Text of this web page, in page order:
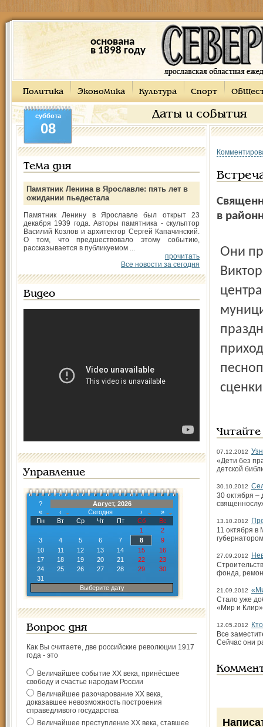
основана
в 1898 году
Политика Экономика Культура Спорт
Даты и события
суббота
08
Тема дня
Памятник Ленина в Ярославле: пять лет в
ожидании пьедестала
Памятник Ленину в Ярославле был открыт 23
декабря 1939 года. Авторы памятника - скульптор
Василий Козлов и архитектор Сергей Капачинский.
О том, что предшествовало этому событию,
рассказывается в публикуемом ...
прочитать
Все новости за сегодня
Видео
Управление
?
Август, 2026
«
‹ Сегодня ›
»
Пн
Вт Ср Чт Пт Сб
Вс
1
2
3
4 5 6 7 8
9
10
11 12 13 14 15
16
17
18 19 20 21 22
23
24
25 26 27 28 29
30
31
Выберите дату
Вопрос дня
Как Вы считаете, две российские революции 1917
года - это
Величайшее событие ХХ века, принёсшее
свободу и счастье народам России
Величайшее разочарование ХХ века,
доказавшее невозможность построения
справедливого государства
Величайшее преступление ХХ века, ставшее
в
Они проводятся уже третий год по инициативе Натальи
07.12.2012
«Дети без
детской
30.10.2012
30 октября –
13.10.2012
11 октября в
27.09.2012
фонда,
21.09.2012
Стало уже
«Мир и
12.05.2012
Все
Сейчас они